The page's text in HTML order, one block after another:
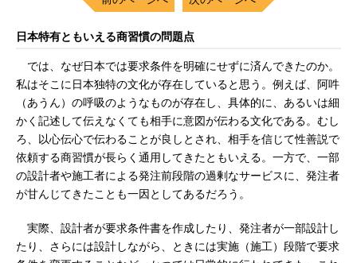
日本特有ともいえる商習慣の問題点
では、なぜ日本では要求条件を明確にせずに済んできたのか。
私はそこに日本独特の文化が存在していると思う。例えば、阿吽
（あうん）の呼吸のようなものが存在し、具体的に、あるいは細
かく記述して伝えなくても相手に意図が伝わる文化である。むし
ろ、以心伝心で伝わることが良しとされ、相手を信じて性善説で
依頼する商習慣が長らく通用してきたともいえる。一方で、一部
の設計者や施工者による発注前段階の過剰なサービスに、発注者
が甘んじてきたことも一因としてあるだろう。
実際、設計者が要求条件書を作成したり、発注者が一部設計し
たり、さらには設計しながら、ときには実施（施工）段階で要求